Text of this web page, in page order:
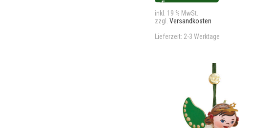
inkl. 19 % MwSt.
zzgl.Versandkosten
Lieferzeit: 2-3 Werktage